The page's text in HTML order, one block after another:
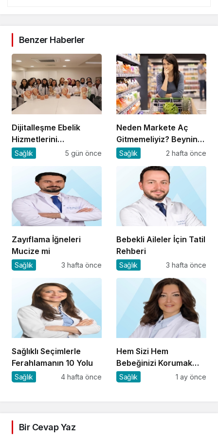
Benzer Haberler
Dijitalleşme Ebelik
Hizmetlerini
Dönüştürüyor
Sağlık 5 gün önce
Neden Markete Aç
Gitmemeliyiz? Beynin
Satın Alma Psikolojisi
Sağlık 2 hafta önce
Zayıflama İğneleri
Mucize mi
Sağlık 3 hafta önce
Bebekli Aileler İçin Tatil
Rehberi
Sağlık 3 hafta önce
Sağlıklı Seçimlerle
Ferahlamanın 10 Yolu
Sağlık 4 hafta önce
Hem Sizi Hem
Bebeğinizi Korumak
İçin 8 Kritik Uyarı
Sağlık 1 ay önce
Bir Cevap Yaz